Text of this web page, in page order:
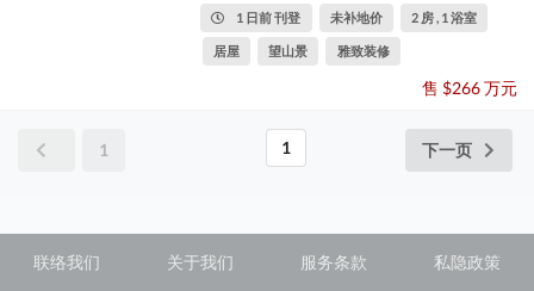
1 日前 刊登 未补地价 2 房 , 1 浴室
居屋 望山景 雅致装修
售 $266 万元
1 1 下一页
联络我们 关于我们 服务条款 私隐政策